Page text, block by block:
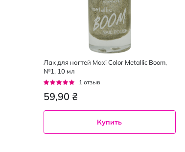
Лак для ногтей Maxi Color Metallic Boom,
№1, 10 мл
Рейтинг:
1 отзыв
59,90 ₴
Купить